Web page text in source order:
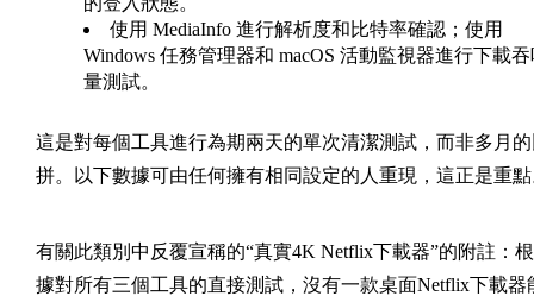
使用 MediaInfo 進行解析度和比特率確認；使用
Windows 任務管理器和 macOS 活動監視器進行下載吞
量測試。
這是對每個工具進行為期兩天的單次清潔測試，而非多月
拼。以下數據可由任何擁有相同設定的人重現，這正是重
有關此類別中反覆宣稱的“真實4K Netflix下載器”的附註：根
據對所有三個工具的直接測試，沒有一款桌面Netflix下載器